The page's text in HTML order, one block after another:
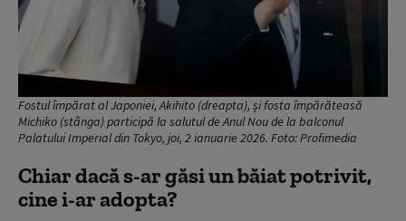
Fostul împărat al Japoniei, Akihito (dreapta), și fosta împărăteasă
Michiko (stânga) participă la salutul de Anul Nou de la balconul
Palatului Imperial din Tokyo, joi, 2 ianuarie 2026. Foto: Profimedia
Chiar dacă s-ar găsi un băiat potrivit,
cine i-ar adopta?